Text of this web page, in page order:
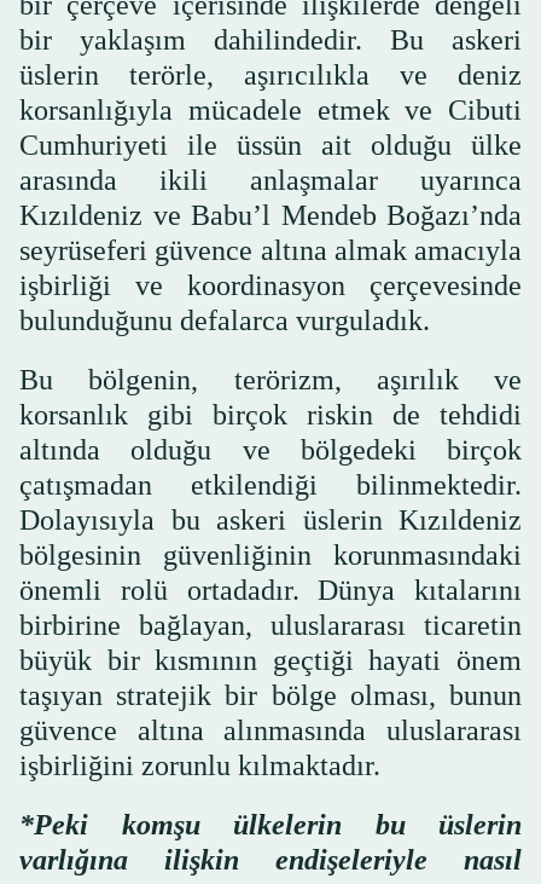
bir yaklaşım dahilindedir. Bu askeri
üslerin terörle, aşırıcılıkla ve deniz
korsanlığıyla mücadele etmek ve Cibuti
Cumhuriyeti ile üssün ait olduğu ülke
arasında ikili anlaşmalar uyarınca
Kızıldeniz ve Babu’l Mendeb Boğazı’nda
seyrüseferi güvence altına almak amacıyla
işbirliği ve koordinasyon çerçevesinde
bulunduğunu defalarca vurguladık.
Bu bölgenin, terörizm, aşırılık ve
korsanlık gibi birçok riskin de tehdidi
altında olduğu ve bölgedeki birçok
çatışmadan etkilendiği bilinmektedir.
Dolayısıyla bu askeri üslerin Kızıldeniz
bölgesinin güvenliğinin korunmasındaki
önemli rolü ortadadır. Dünya kıtalarını
birbirine bağlayan, uluslararası ticaretin
büyük bir kısmının geçtiği hayati önem
taşıyan stratejik bir bölge olması, bunun
güvence altına alınmasında uluslararası
işbirliğini zorunlu kılmaktadır.
*Peki komşu ülkelerin bu üslerin
varlığına ilişkin endişeleriyle nasıl